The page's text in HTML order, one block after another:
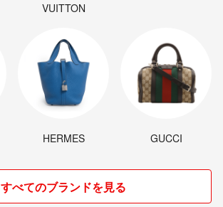
VUITTON
HERMES GUCCI
すべてのブランドを見る